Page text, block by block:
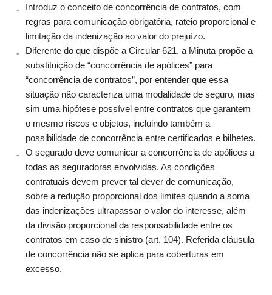
Introduz o conceito de concorrência de contratos, com
regras para comunicação obrigatória, rateio proporcional e
limitação da indenização ao valor do prejuízo.
Diferente do que dispõe a Circular 621, a Minuta propõe a
substituição de “concorrência de apólices” para
“concorrência de contratos”, por entender que essa
situação não caracteriza uma modalidade de seguro, mas
sim uma hipótese possível entre contratos que garantem
o mesmo riscos e objetos, incluindo também a
possibilidade de concorrência entre certificados e bilhetes.
O segurado deve comunicar a concorrência de apólices a
todas as seguradoras envolvidas. As condições
contratuais devem prever tal dever de comunicação,
sobre a redução proporcional dos limites quando a soma
das indenizações ultrapassar o valor do interesse, além
da divisão proporcional da responsabilidade entre os
contratos em caso de sinistro (art. 104). Referida cláusula
de concorrência não se aplica para coberturas em
excesso.